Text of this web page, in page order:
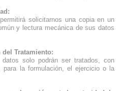
solicitarnos una copia en un
y lectura mecánica de sus datos
Tratamiento:
solo podrán ser tratados, con
para la formulación, el ejercicio o la